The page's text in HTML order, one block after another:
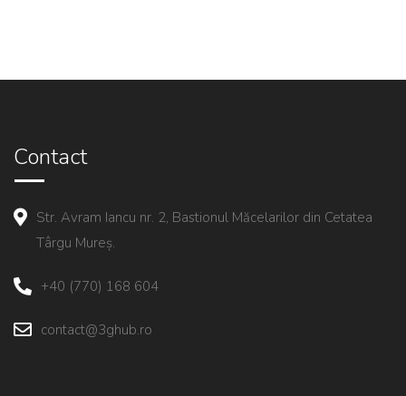
Contact
Str. Avram Iancu nr. 2, Bastionul Măcelarilor din Cetatea
Târgu Mureș.
+40 (770) 168 604
contact@3ghub.ro